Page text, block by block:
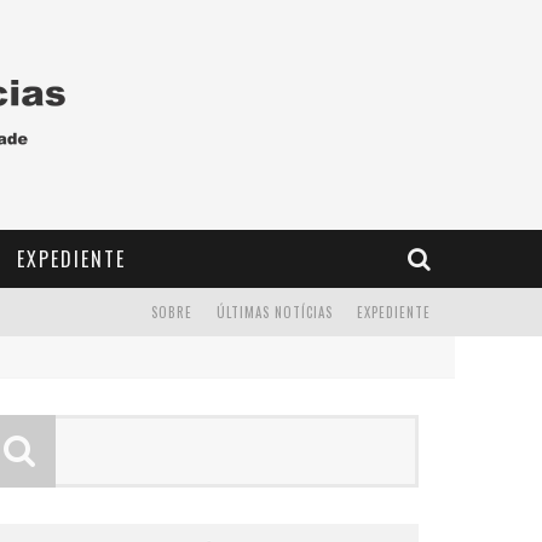
EXPEDIENTE
EXPEDIENTE
ÚLTIMAS NOTÍCIAS
SOBRE